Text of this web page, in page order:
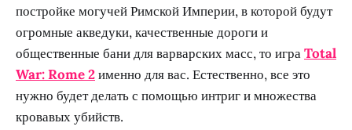
постройке могучей Римской Империи, в которой будут
огромные акведуки, качественные дороги и
общественные бани для варварских масс, то играTotal
War: Rome 2именно для вас. Естественно, все это
нужно будет делать с помощью интриг и множества
кровавых убийств.